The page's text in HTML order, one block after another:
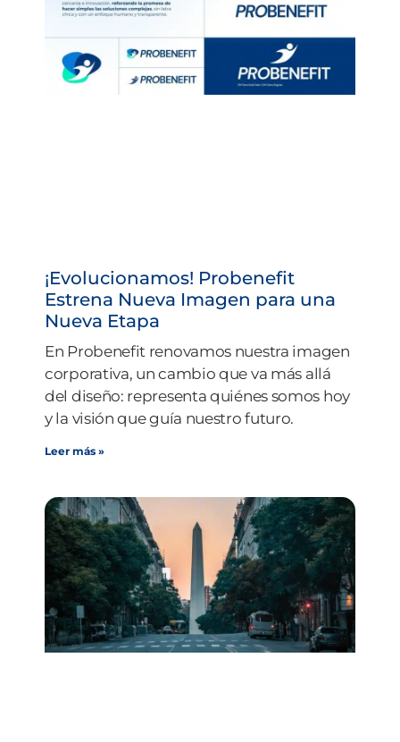
¡Evolucionamos! Probenefit
Estrena Nueva Imagen para una
Nueva Etapa
En Probenefit renovamos nuestra imagen
corporativa, un cambio que va más allá
del diseño: representa quiénes somos hoy
y la visión que guía nuestro futuro.
Leer más »